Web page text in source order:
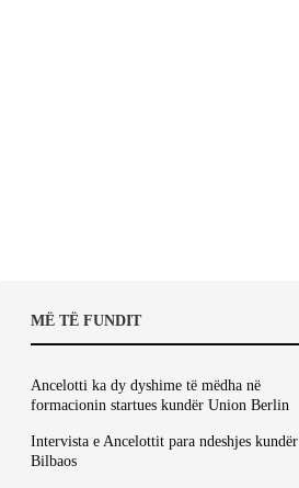
MË TË FUNDIT
Ancelotti ka dy dyshime të mëdha në
formacionin startues kundër Union Berlin
Intervista e Ancelottit para ndeshjes kundër
Bilbaos